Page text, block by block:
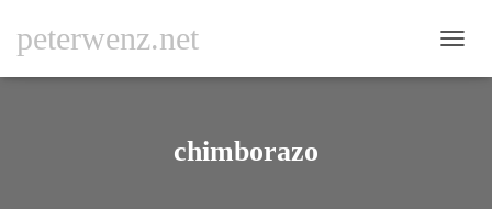
peterwenz.net
chimborazo